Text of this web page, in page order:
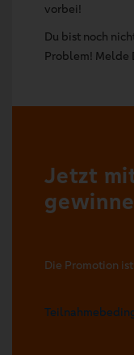
vorbei!
Du bist noch
Problem! Melde
Jetzt
Die Promotion